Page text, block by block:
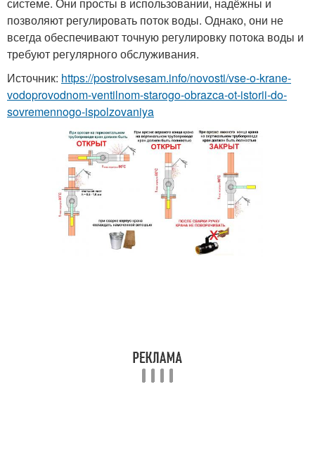
позволяют регулировать поток воды. Однако, они не
всегда обеспечивают точную регулировку потока воды и
требуют регулярного обслуживания.
Источник: https://postroivsesam.info/novosti/vse-o-krane-
vodoprovodnom-ventilnom-starogo-obrazca-ot-istorii-do-
sovremennogo-ispolzovaniya